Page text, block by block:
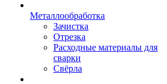
Металлообработка
Зачистка
Отрезка
Расходные материалы для
сварки
Свёрла